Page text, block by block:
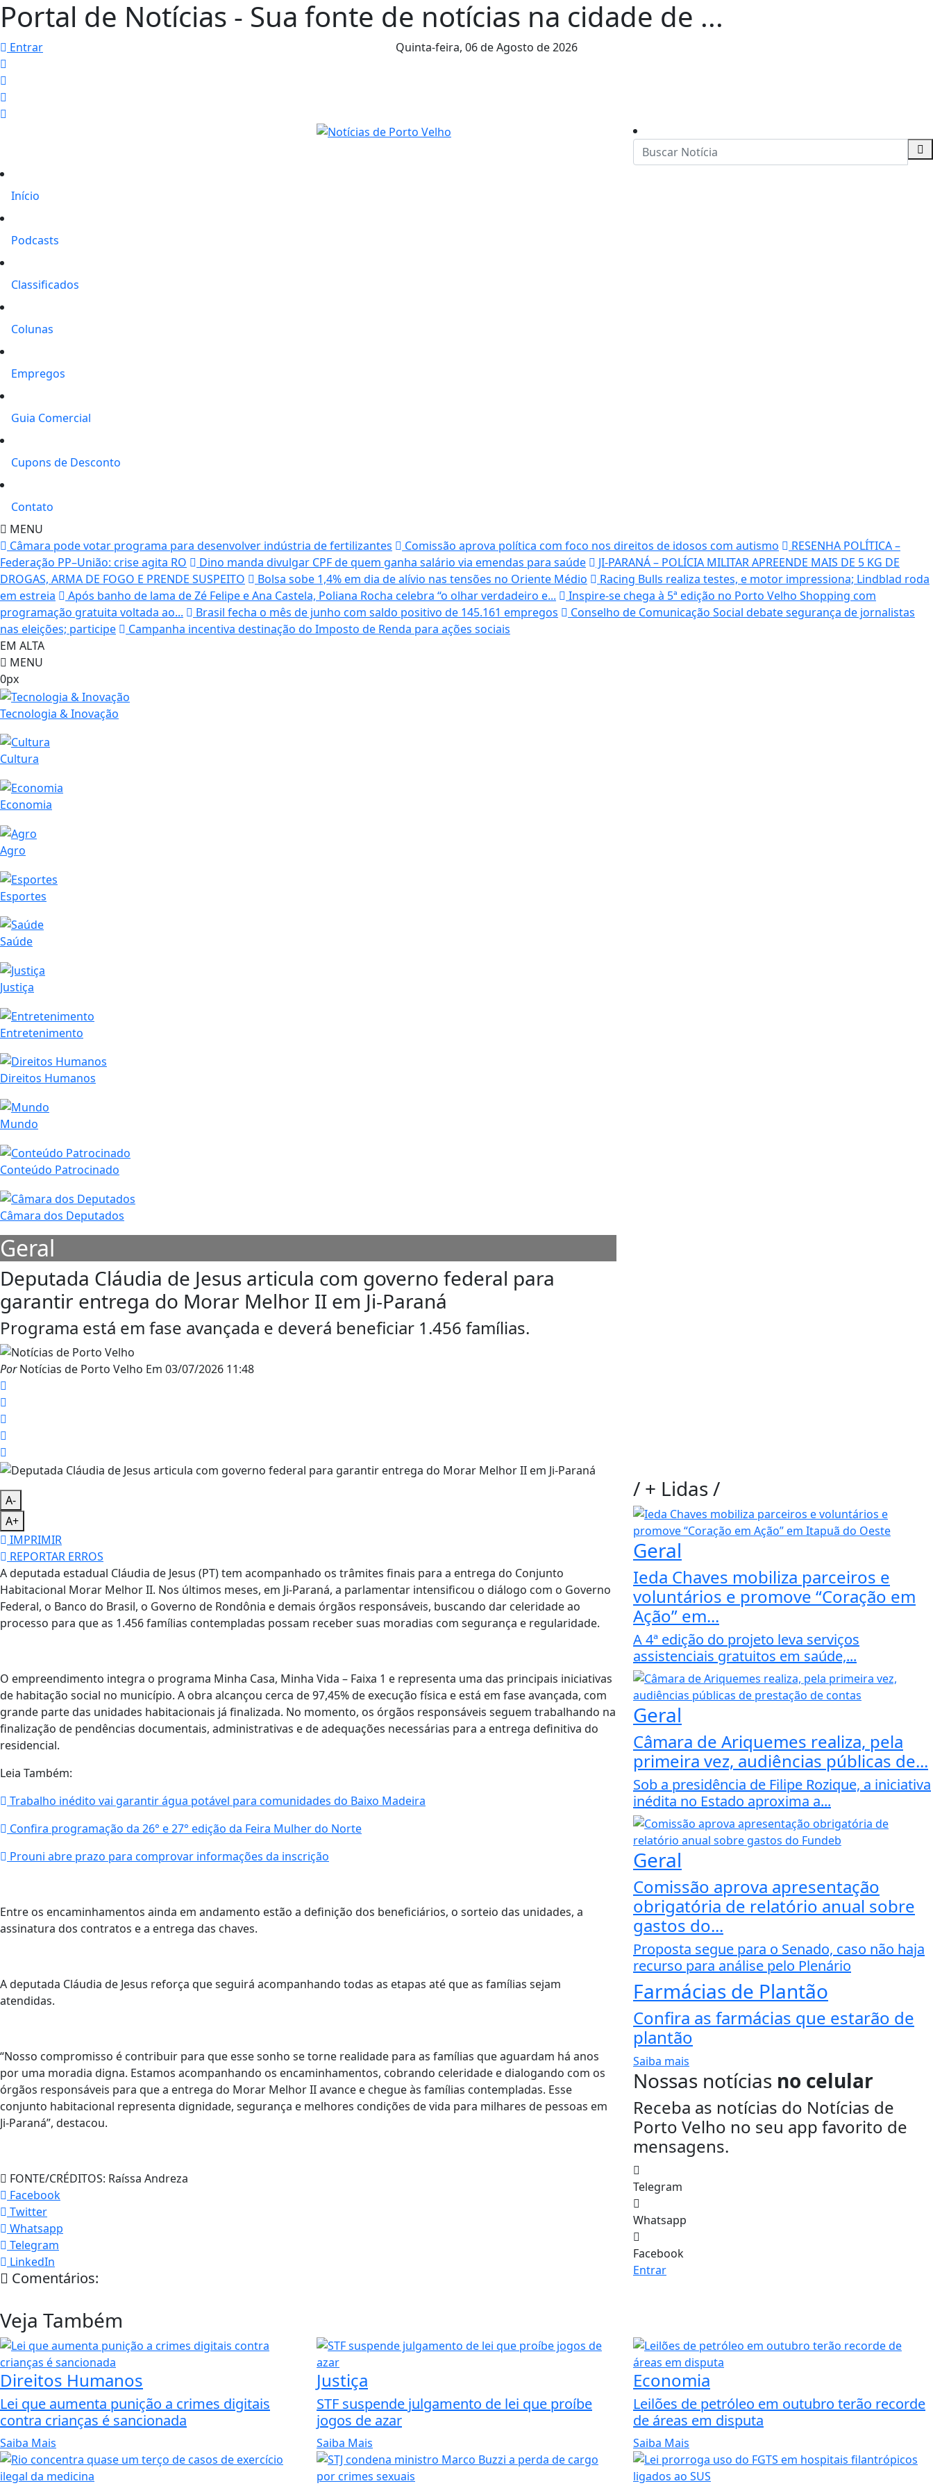
Portal de Notícias - Sua fonte de notícias na cidade de ...
Entrar Quinta-feira, 06 de Agosto de 2026
Início
Podcasts
Classificados
Colunas
Empregos
Guia Comercial
Cupons de Desconto
Contato
MENU
Câmara pode votar programa para desenvolver indústria de fertilizantes
Comissão aprova política com foco nos direitos de idosos com autismo
RESENHA POLÍTICA –
Federação PP–União: crise agita RO
Dino manda divulgar CPF de quem ganha salário via emendas para saúde
JI-PARANÁ – POLÍCIA MILITAR APREENDE MAIS DE 5 KG DE
DROGAS, ARMA DE FOGO E PRENDE SUSPEITO
Bolsa sobe 1,4% em dia de alívio nas tensões no Oriente Médio
Racing Bulls realiza testes, e motor impressiona; Lindblad roda
em estreia
Após banho de lama de Zé Felipe e Ana Castela, Poliana Rocha celebra “o olhar verdadeiro e...
Inspire-se chega à 5ª edição no Porto Velho Shopping com
programação gratuita voltada ao...
Brasil fecha o mês de junho com saldo positivo de 145.161 empregos
Conselho de Comunicação Social debate segurança de jornalistas
nas eleições; participe
Campanha incentiva destinação do Imposto de Renda para ações sociais
EM ALTA
MENU
0px
Tecnologia & Inovação
Cultura
Economia
Agro
Esportes
Saúde
Justiça
Entretenimento
Direitos Humanos
Mundo
Conteúdo Patrocinado
Câmara dos Deputados
Geral
Deputada Cláudia de Jesus articula com governo federal para
garantir entrega do Morar Melhor II em Ji-Paraná
Programa está em fase avançada e deverá beneficiar 1.456 famílias.
PorNotícias de Porto Velho Em 03/07/2026 11:48
A-
A+
IMPRIMIR
REPORTAR ERROS
A deputada estadual Cláudia de Jesus (PT) tem acompanhado os trâmites finais para a entrega do Conjunto
Habitacional Morar Melhor II. Nos últimos meses, em Ji-Paraná, a parlamentar intensificou o diálogo com o Governo
Federal, o Banco do Brasil, o Governo de Rondônia e demais órgãos responsáveis, buscando dar celeridade ao
processo para que as 1.456 famílias contempladas possam receber suas moradias com segurança e regularidade.
O empreendimento integra o programa Minha Casa, Minha Vida – Faixa 1 e representa uma das principais iniciativas
de habitação social no município. A obra alcançou cerca de 97,45% de execução física e está em fase avançada, com
grande parte das unidades habitacionais já finalizada. No momento, os órgãos responsáveis seguem trabalhando na
finalização de pendências documentais, administrativas e de adequações necessárias para a entrega definitiva do
residencial.
Leia Também:
Trabalho inédito vai garantir água potável para comunidades do Baixo Madeira
Confira programação da 26° e 27° edição da Feira Mulher do Norte
Prouni abre prazo para comprovar informações da inscrição
Entre os encaminhamentos ainda em andamento estão a definição dos beneficiários, o sorteio das unidades, a
assinatura dos contratos e a entrega das chaves.
A deputada Cláudia de Jesus reforça que seguirá acompanhando todas as etapas até que as famílias sejam
atendidas.
“Nosso compromisso é contribuir para que esse sonho se torne realidade para as famílias que aguardam há anos
por uma moradia digna. Estamos acompanhando os encaminhamentos, cobrando celeridade e dialogando com os
órgãos responsáveis para que a entrega do Morar Melhor II avance e chegue às famílias contempladas. Esse
conjunto habitacional representa dignidade, segurança e melhores condições de vida para milhares de pessoas em
Ji-Paraná”, destacou.
FONTE/CRÉDITOS: Raíssa Andreza
Facebook
Twitter
Whatsapp
Telegram
LinkedIn
Comentários:
/ + Lidas/
Geral
Ieda Chaves mobiliza parceiros e
voluntários e promove “Coração em
Ação” em...
A 4ª edição do projeto leva serviços
assistenciais gratuitos em saúde,...
Geral
Câmara de Ariquemes realiza, pela
primeira vez, audiências públicas de...
Sob a presidência de Filipe Rozique, a iniciativa
inédita no Estado aproxima a...
Geral
Comissão aprova apresentação
obrigatória de relatório anual sobre
gastos do...
Proposta segue para o Senado, caso não haja
recurso para análise pelo Plenário
Farmácias de Plantão
Confira as farmácias que estarão de
plantão
Saiba mais
Nossas notícias no celular
Receba as notícias do Notícias de
Porto Velho no seu app favorito de
mensagens.
Telegram
Whatsapp
Facebook
Entrar
Veja Também
Direitos Humanos
Lei que aumenta punição a crimes digitais
contra crianças é sancionada
Saiba Mais
Justiça
STF suspende julgamento de lei que proíbe
jogos de azar
Saiba Mais
Economia
Leilões de petróleo em outubro terão recorde
de áreas em disputa
Saiba Mais